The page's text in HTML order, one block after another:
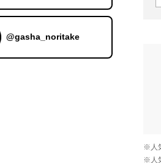
@gasha_noritake